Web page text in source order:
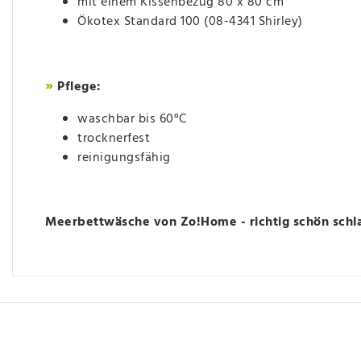
Ökotex Standard 100 (08-4341 Shirley)
» Pflege:
waschbar bis 60°C
trocknerfest
reinigungsfähig
Meerbettwäsche von Zo!Home - richtig schön